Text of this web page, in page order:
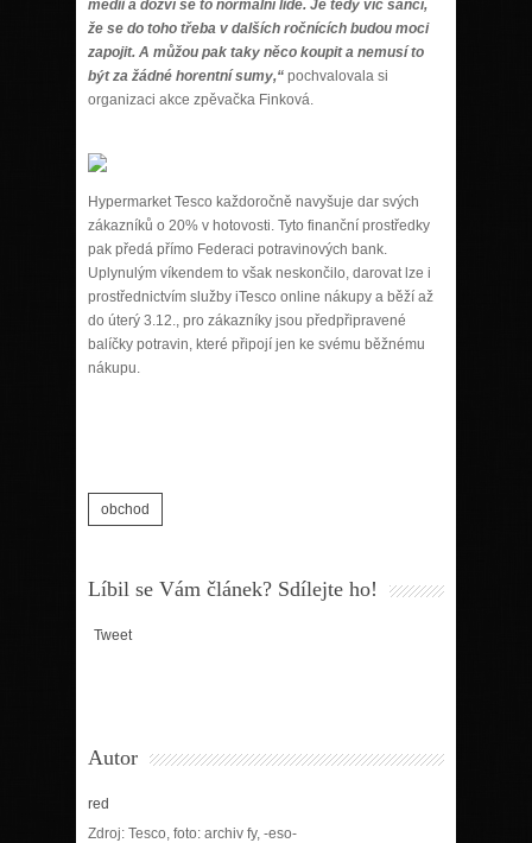
médii a dozví se to normální lidé. Je tedy víc šancí,
že se do toho třeba v dalších ročnících budou moci
zapojit. A můžou pak taky něco koupit a nemusí to
být za žádné horentní sumy,“ pochvalovala si
organizaci akce zpěvačka Finková.
Hypermarket Tesco každoročně navyšuje dar svých
zákazníků o 20% v hotovosti. Tyto finanční prostředky
pak předá přímo Federaci potravinových bank.
Uplynulým víkendem to však neskončilo, darovat lze i
prostřednictvím služby iTesco online nákupy a běží až
do úterý 3.12., pro zákazníky jsou předpřipravené
balíčky potravin, které připojí jen ke svému běžnému
nákupu.
obchod
Líbil se Vám článek? Sdílejte ho!
Tweet
Autor
red
Zdroj: Tesco, foto: archiv fy, -eso-